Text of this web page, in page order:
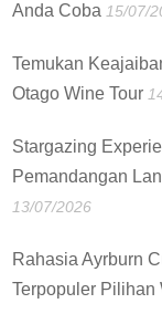
Anda Coba 15/07/
Temukan
Otago Wine Tour
Stargazing
Pemandangan
13/07/2026
Rahasia Ayrburn
Terpopuler Pilihan